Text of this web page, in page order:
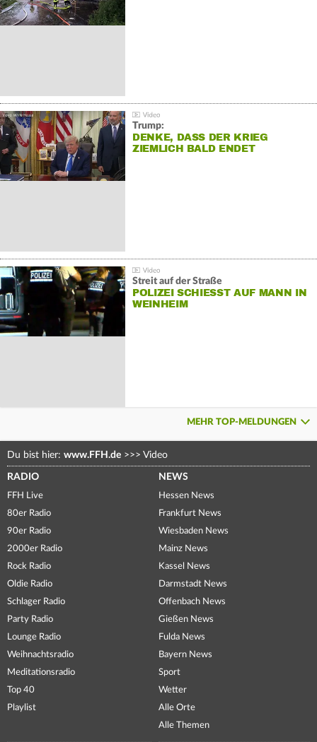
Trump:
DENKE, DASS DER KRIEG
ZIEMLICH BALD ENDET
Streit auf der Straße
POLIZEI SCHIESST AUF MANN IN W
EINHEIM
MEHR TOP-MELDUNGEN
Du bist hier: www.FFH.de >>> Video
RADIO
FFH Live
80er Radio
90er Radio
2000er Radio
Rock Radio
Oldie Radio
Schlager Radio
Party Radio
Lounge Radio
Weihnachtsradio
Meditationsradio
Top 40
Playlist
NEWS
Hessen News
Frankfurt News
Wiesbaden News
Mainz News
Kassel News
Darmstadt News
Offenbach News
Gießen News
Fulda News
Bayern News
Sport
Wetter
Alle Orte
Alle Themen